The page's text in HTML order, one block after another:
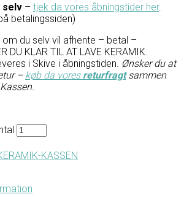
selv – tjek da vores åbningstider her.
betalingssiden)
du selv vil afhente – betal –
DU KLAR TIL AT LAVE KERAMIK.
i Skive i åbningstiden. Ønsker du at
– køb da vores returfragtsammen
KASSEN